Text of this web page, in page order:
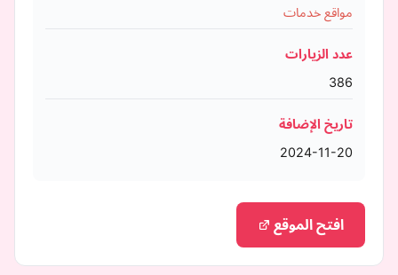
مواقع خدمات
عدد الزيارات
386
تاريخ الإضافة
2024-11-20
افتح الموقع